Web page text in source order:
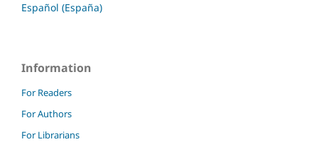
Español (España)
Information
For Readers
For Authors
For Librarians